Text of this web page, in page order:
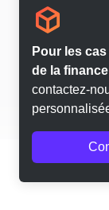
Pour les
de la
contactez-